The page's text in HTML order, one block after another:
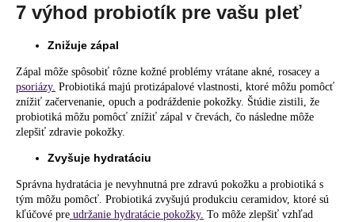
7 výhod probiotík pre vašu pleť
Znižuje zápal
Zápal môže spôsobiť rôzne kožné problémy vrátane akné, rosacey a
psoriázy. Probiotiká majú protizápalové vlastnosti, ktoré môžu pomôcť
znížiť začervenanie, opuch a podráždenie pokožky. Štúdie zistili, že
probiotiká môžu pomôcť znížiť zápal v črevách, čo následne môže
zlepšiť zdravie pokožky.
Zvyšuje hydratáciu
Správna hydratácia je nevyhnutná pre zdravú pokožku a probiotiká s
tým môžu pomôcť. Probiotiká zvyšujú produkciu ceramidov, ktoré sú
kľúčové pre udržanie hydratácie pokožky. To môže zlepšiť vzhľad